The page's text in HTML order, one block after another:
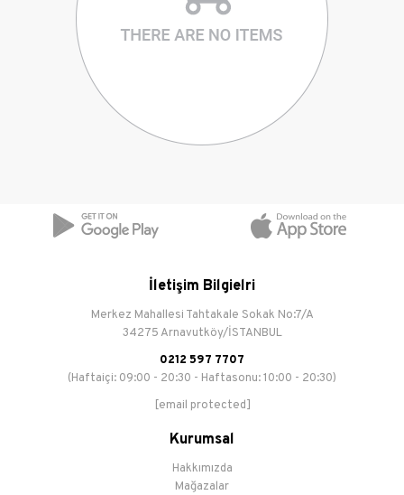
İletişim Bilgielri
Merkez Mahallesi Tahtakale Sokak No:7/A
34275 Arnavutköy/İSTANBUL
0212 597 7707
(Haftaiçi: 09:00 - 20:30 - Haftasonu: 10:00 - 20:30)
[email protected]
Kurumsal
Hakkımızda
Mağazalar